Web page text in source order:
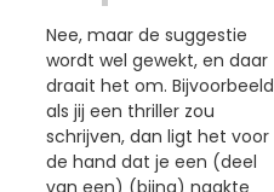
Nee, maar de suggestie
wordt wel gewekt, en daar
draait het om. Bijvoorbeeld
als jij een thriller zou
schrijven, dan ligt het voor
de hand dat je een (deel
van een) (bijna) naakte